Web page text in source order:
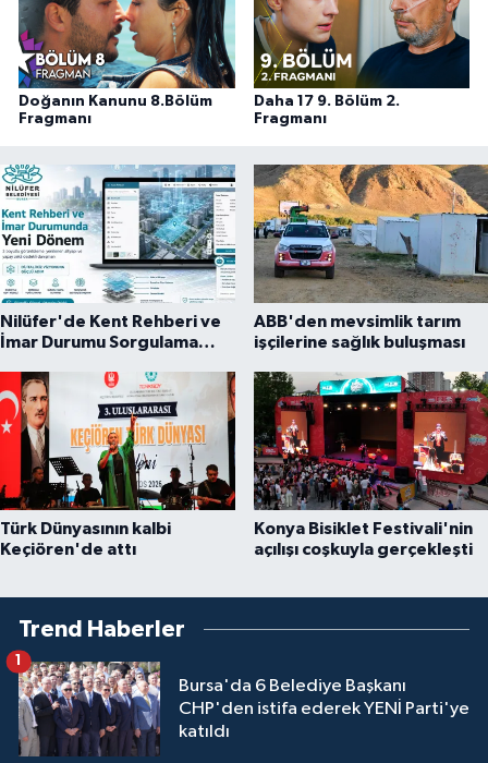
Doğanın Kanunu 8.Bölüm
Fragmanı
Daha 17 9. Bölüm 2.
Fragmanı
Nilüfer'de Kent Rehberi ve
İmar Durumu Sorgulama
ABB'den mevsimlik tarım
işçilerine sağlık buluşması
Türk Dünyasının kalbi
Keçiören'de attı
Konya Bisiklet Festivali'nin
açılışı coşkuyla gerçekleşti
Trend Haberler
Bursa'da 6 Belediye Başkanı
CHP'den istifa ederek YENİ Parti'ye
katıldı
1